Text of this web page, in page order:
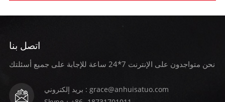
اتصل بنا
نحن متواجدون على الإنترنت 7*24 ساعة للإجابة على جميع أسئلتك
بريد إلكتروني : grace@anhuisatuo.com